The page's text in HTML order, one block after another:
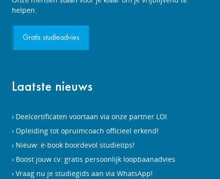
aanvragen
helpen.
Gratis studieadvies
Laatste nieuws
Deelcertificaten voortaan via onze partner LOI
Opleiding tot opruimcoach officieel erkend!
Nieuw: e-book boordevol studietips!
Boost jouw cv: gratis persoonlijk loopbaanadvies
Vraag nu je studiegids aan via WhatsApp!